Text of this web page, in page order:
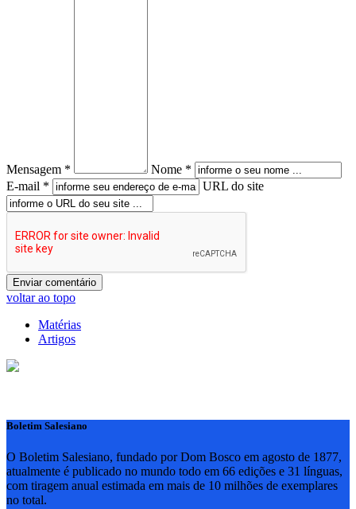
Mensagem *
Nome *
E-mail *
URL do site
voltar ao topo
Matérias
Artigos
Boletim Salesiano
O Boletim Salesiano, fundado por Dom Bosco em agosto de 1877,
atualmente é publicado no mundo todo em 66 edições e 31 línguas,
com tiragem anual estimada em mais de 10 milhões de exemplares
no total.